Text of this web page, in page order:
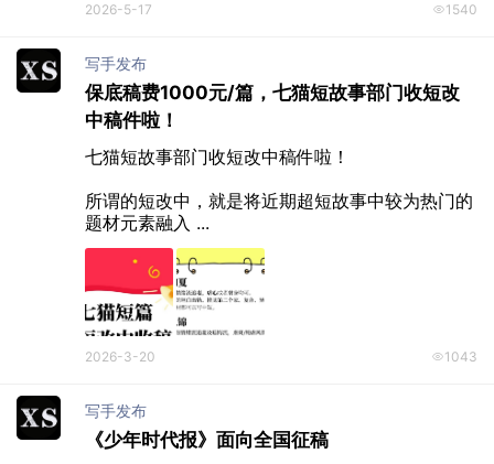
2026-5-17 1540
写手发布
保底稿费1000元/篇，七猫短故事部门收短改
中稿件啦！
七猫短故事部门收短改中稿件啦！
所谓的短改中，就是将近期超短故事中较为热门的
题材元素融入 ...
2026-3-20 1043
写手发布
《少年时代报》面向全国征稿